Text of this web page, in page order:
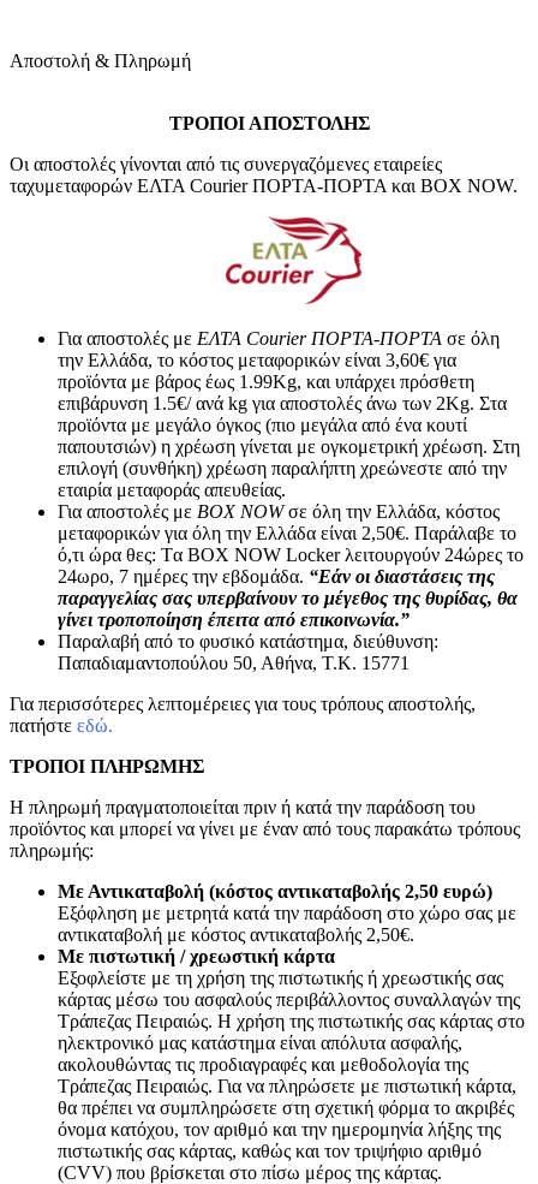
Αποστολή & Πληρωμή
ΤΡΟΠΟΙ ΑΠΟΣΤΟΛΗΣ
Οι αποστολές γίνονται από τις συνεργαζόμενες εταιρείες
ταχυμεταφορών ΕΛΤΑ Courier ΠΟΡΤΑ-ΠΟΡΤΑ και BOX NOW.
Για αποστολές με ΕΛΤΑ Courier ΠΟΡΤΑ-ΠΟΡΤΑ σε όλη
την Ελλάδα, το κόστος μεταφορικών είναι 3,60€ για
προϊόντα με βάρος έως 1.99Kg, και υπάρχει πρόσθετη
επιβάρυνση 1.5€/ ανά kg για αποστολές άνω των 2Κg. Στα
προϊόντα με μεγάλο όγκος (πιο μεγάλα από ένα κουτί
παπουτσιών) η χρέωση γίνεται με ογκομετρική χρέωση. Στη
επιλογή (συνθήκη) χρέωση παραλήπτη χρεώνεστε από την
εταιρία μεταφοράς απευθείας.
Για αποστολές με BOX NOWσε όλη την Ελλάδα, κόστος
μεταφορικών για όλη την Ελλάδα είναι 2,50€. Παράλαβε το
ό,τι ώρα θες: Tα ΒΟΧ ΝΟW Locker λειτουργούν 24ώρες το
24ωρο, 7 ημέρες την εβδομάδα. “Εάν οι διαστάσεις της
παραγγελίας σας υπερβαίνουν το μέγεθος της θυρίδας, θα
γίνει τροποποίηση έπειτα από επικοινωνία.”
Παραλαβή από το φυσικό κατάστημα, διεύθυνση:
Παπαδιαμαντοπούλου 50, Αθήνα, Τ.Κ. 15771
Για περισσότερες λεπτομέρειες για τους τρόπους αποστολής,
πατήστε εδώ.
ΤΡΟΠΟΙ ΠΛΗΡΩΜΗΣ
Η πληρωμή πραγματοποιείται πριν ή κατά την παράδοση του
προϊόντος και μπορεί να γίνει με έναν από τους παρακάτω τρόπους
πληρωμής:
Με Αντικαταβολή (κόστος αντικαταβολής 2,50 ευρώ)
Εξόφληση με μετρητά κατά την παράδοση στο χώρο σας με
αντικαταβολή με κόστος αντικαταβολής 2,50€.
Με πιστωτική / χρεωστική κάρτα
Εξοφλείστε με τη χρήση της πιστωτικής ή χρεωστικής σας
κάρτας μέσω του ασφαλούς περιβάλλοντος συναλλαγών της
Τράπεζας Πειραιώς. Η χρήση της πιστωτικής σας κάρτας στο
ηλεκτρονικό μας κατάστημα είναι απόλυτα ασφαλής,
ακολουθώντας τις προδιαγραφές και μεθοδολογία της
Τράπεζας Πειραιώς. Για να πληρώσετε με πιστωτική κάρτα,
θα πρέπει να συμπληρώσετε στη σχετική φόρμα το ακριβές
όνομα κατόχου, τον αριθμό και την ημερομηνία λήξης της
πιστωτικής σας κάρτας, καθώς και τον τριψήφιο αριθμό
(CVV) που βρίσκεται στο πίσω μέρος της κάρτας.